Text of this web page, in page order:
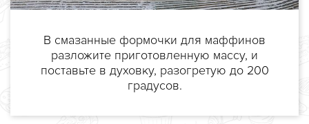
В смазанные формочки для маффинов
разложите приготовленную массу, и
поставьте в духовку, разогретую до 200
градусов.